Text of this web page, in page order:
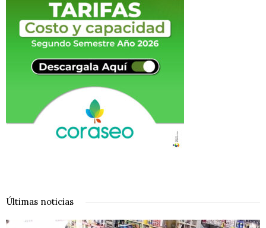
Últimas noticias